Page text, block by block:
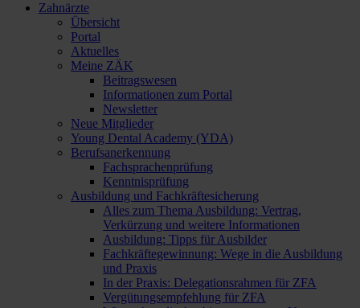
Zahnärzte
Übersicht
Portal
Aktuelles
Meine ZÄK
Beitragswesen
Informationen zum Portal
Newsletter
Neue Mitglieder
Young Dental Academy (YDA)
Berufsanerkennung
Fachsprachenprüfung
Kenntnisprüfung
Ausbildung und Fachkräftesicherung
Alles zum Thema Ausbildung: Vertrag,
Verkürzung und weitere Informationen
Ausbildung: Tipps für Ausbilder
Fachkräftegewinnung: Wege in die Ausbildung
und Praxis
In der Praxis: Delegationsrahmen für ZFA
Vergütungsempfehlung für ZFA